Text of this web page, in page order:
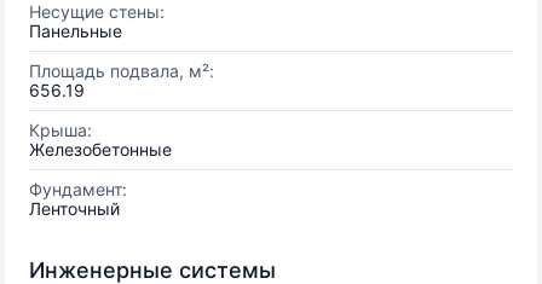
Несущие стены:
Панельные
Площадь подвала, м²:
656.19
Крыша:
Железобетонные
Фундамент:
Ленточный
Инженерные системы